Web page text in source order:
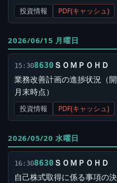
投資情報 PDF(キャッシュ)
2026/06/15 月曜日
15:308630 ＳＯＭＰＯＨＤ
業務改善計画の進捗状況（
月末時点）
投資情報 PDF(キャッシュ)
2026/05/20 水曜日
16:308630 ＳＯＭＰＯＨＤ
自己株式取得に係る事項の